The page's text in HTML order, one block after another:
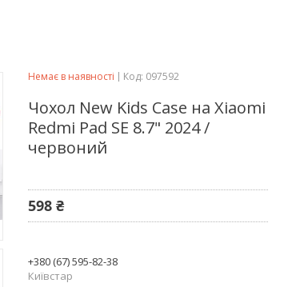
Немає в наявності Код: 097592
Чохол New Kids Case на Xiaomi
Redmi Pad SE 8.7" 2024 /
червоний
598 ₴
+380 (67) 595-82-38
Київстар